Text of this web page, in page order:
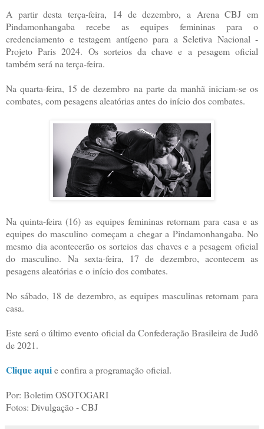
A partir desta terça-feira, 14 de dezembro, a Arena CBJ em
Pindamonhangaba recebe as equipes femininas para o
credenciamento e testagem antígeno para a Seletiva Nacional -
Projeto Paris 2024. Os sorteios da chave e a pesagem oficial
também será na terça-feira.
Na quarta-feira, 15 de dezembro na parte da manhã iniciam-se os
combates, com pesagens aleatórias antes do início dos combates.
Na quinta-feira (16) as equipes femininas retornam para casa e as
equipes do masculino começam a chegar a Pindamonhangaba. No
mesmo dia acontecerão os sorteios das chaves e a pesagem oficial
do masculino. Na sexta-feira, 17 de dezembro, acontecem as
pesagens aleatórias e o início dos combates.
No sábado, 18 de dezembro, as equipes masculinas retornam para
casa.
Este será o último evento oficial da Confederação Brasileira de Judô
de 2021.
Clique aquie confira a programação oficial.
Por: Boletim OSOTOGARI
Fotos: Divulgação - CBJ